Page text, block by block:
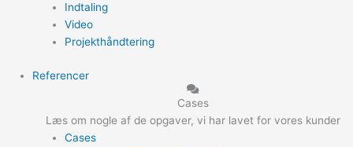
Indtaling
Video
Projekthåndtering
Referencer
Cases
Læs om nogle af de opgaver, vi har lavet for vores kunder
Cases